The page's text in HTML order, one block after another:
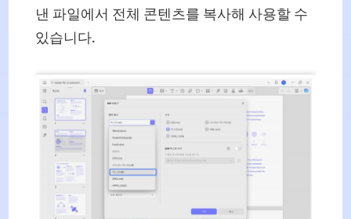
낸 파일에서 전체 콘텐츠를 복사해 사용할 수
있습니다.